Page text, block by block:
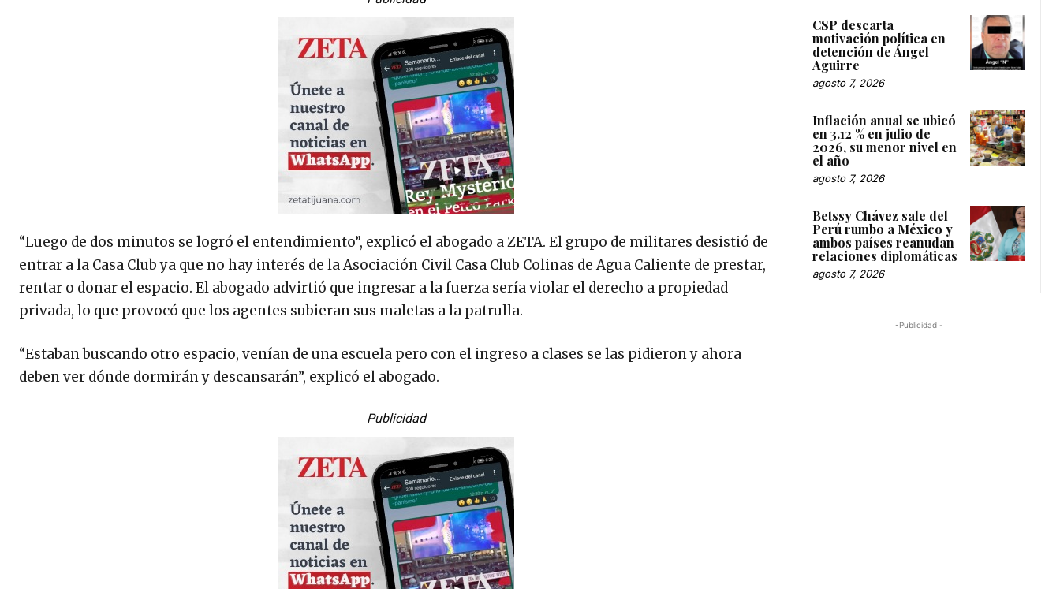
“Luego de dos minutos se logró el entendimiento”, explicó el abogado a ZETA. El grupo de militares desistió de
entrar a la Casa Club ya que no hay interés de la Asociación Civil Casa Club Colinas de Agua Caliente de prestar,
rentar o donar el espacio. El abogado advirtió que ingresar a la fuerza sería violar el derecho a propiedad
privada, lo que provocó que los agentes subieran sus maletas a la patrulla.
“Estaban buscando otro espacio, venían de una escuela pero con el ingreso a clases se las pidieron y ahora
deben ver dónde dormirán y descansarán”, explicó el abogado.
Publicidad
CSP descarta
motivación política en
detención de Ángel
Aguirre
agosto 7, 2026
Inflación anual se ubicó
en 3.12 % en julio de
2026, su menor nivel en
el año
agosto 7, 2026
Betssy Chávez sale del
Perú rumbo a México y
ambos países reanudan
relaciones diplomáticas
agosto 7, 2026
-Publicidad -